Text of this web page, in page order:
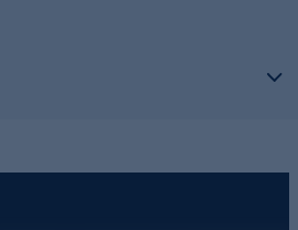
wurden für den Weltmarkt
ist ausschließlich im
Münze im Überblick